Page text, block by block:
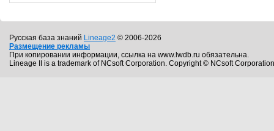
Русская база знаний Lineage2 © 2006-2026
Размещение рекламы
При копировании информации, ссылка на www.lwdb.ru обязательна.
Lineage II is a trademark of NCsoft Corporation. Copyright © NCsoft